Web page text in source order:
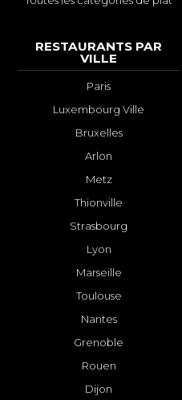
RESTAURANTS PAR
VILLE
Paris
Luxembourg Ville
Bruxelles
Arlon
Metz
Thionville
Strasbourg
Lyon
Marseille
Toulouse
Nantes
Grenoble
Rouen
Dijon